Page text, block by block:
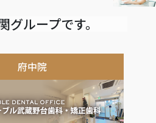
ループです。
府中院